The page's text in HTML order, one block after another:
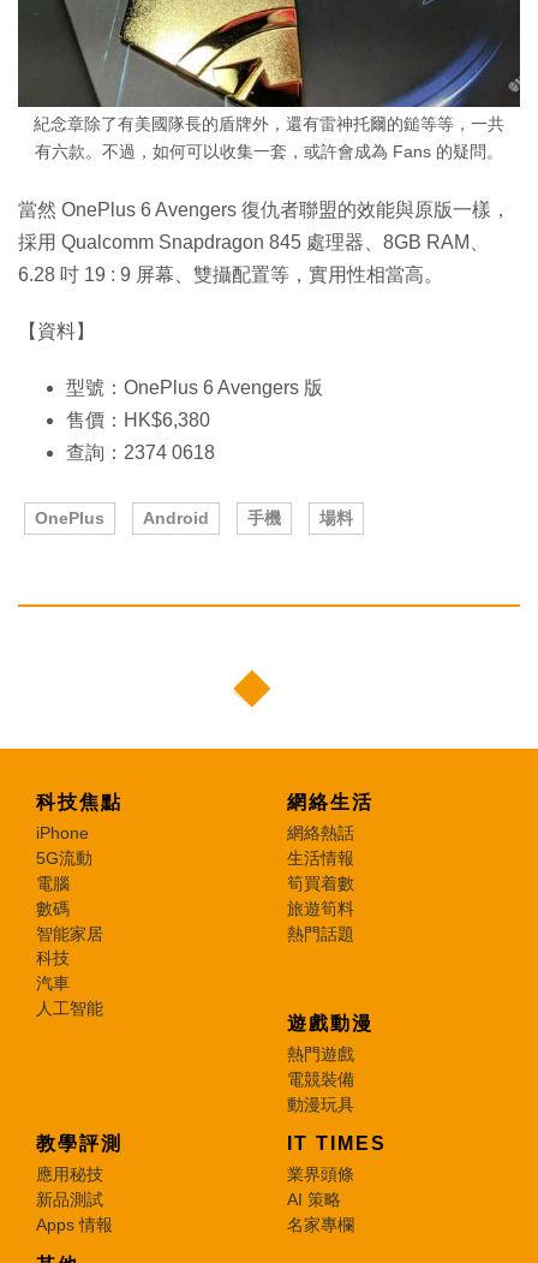
紀念章除了有美國隊長的盾牌外，還有雷神托爾的鎚等等，一共
有六款。不過，如何可以收集一套，或許會成為 Fans 的疑問。
當然 OnePlus 6 Avengers 復仇者聯盟的效能與原版一樣，
採用 Qualcomm Snapdragon 845 處理器、8GB RAM、
6.28 吋 19 : 9 屏幕、雙攝配置等，實用性相當高。
【資料】
型號：OnePlus 6 Avengers 版
售價：HK$6,380
查詢：2374 0618
OnePlus Android 手機 場料
科技焦點
iPhone
5G流動
電腦
數碼
智能家居
科技
汽車
人工智能
網絡生活
網絡熱話
生活情報
筍買着數
旅遊筍料
熱門話題
遊戲動漫
熱門遊戲
電競裝備
動漫玩具
教學評測
應用秘技
新品測試
Apps 情報
IT TIMES
業界頭條
AI 策略
名家專欄